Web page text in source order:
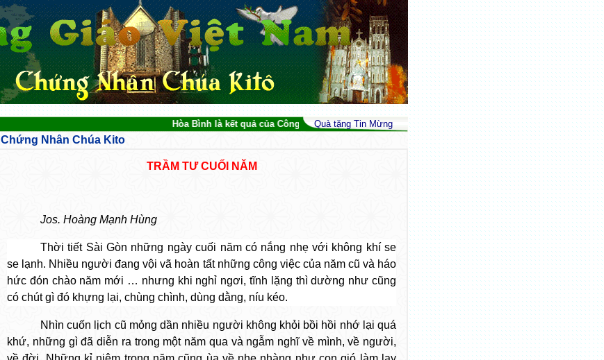
Hòa Bình là kết quả của Công Lý và Tình Liên Đới (Is 32,17; Gc 3,18; Srs 39) - Peace As The Fruit Of
Quà tặng Tin Mừng
Chứng Nhân Chúa Kito
TRẦM TƯ CUỐI NĂM
Jos. Hoàng Mạnh Hùng
Thời tiết Sài Gòn những ngày cuối năm có nắng nhẹ với không khí se
se lạnh. Nhiều người đang vội vã hoàn tất những công việc của năm cũ và háo
hức đón chào năm mới … nhưng khi nghỉ ngơi, tĩnh lặng thìdường như cũng
có chút gì đó khựng lại, chùng chình, dùng dằng, níu kéo.
Nhìn cuốn lịch cũ mỏng dần nhiều người không khỏi bồi hồi nhớ lại quá
khứ, những gì đã diễn ra trong một năm qua và ngẫm nghĩ về mình, về người,